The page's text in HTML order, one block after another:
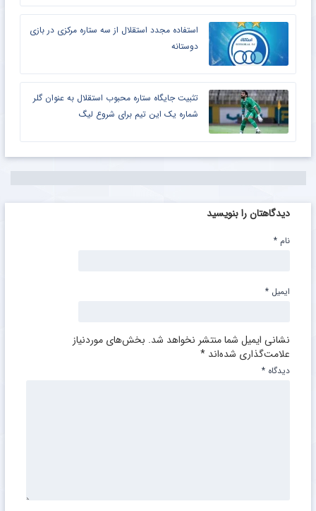
استفاده مجدد استقلال از سه ستاره مرکزی در بازی
دوستانه
تثبیت جایگاه ستاره محبوب استقلال به عنوان گلر
شماره یک این تیم برای شروع لیگ
دیدگاهتان را بنویسید
نشانی ایمیل شما منتشر نخواهد شد. بخش‌های موردنیاز
علامت‌گذاری شده‌اند *
دیدگاه *
نام *
ایمیل *